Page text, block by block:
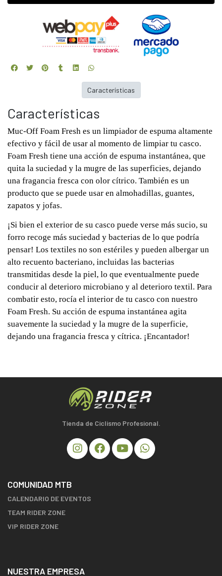
Características
Muc-Off Foam Fresh es un limpiador de espuma altamente
efectivo y fácil de usar al momento de limpiar tu casco.
Foam Fresh tiene una acción de espuma instantánea, que
quita la suciedad y la mugre de las superficies, dejando
una fragancia fresca con olor cítrico. También es un
producto que se puede usar en almohadillas, guantes,
zapatos y jofas.
¡Si bien el exterior de su casco puede verse más sucio, su
forro recoge más suciedad y bacterias de lo que podría
pensar! Los textiles no son estériles y pueden albergar un
alto recuento bacteriano, incluidas las bacterias
transmitidas desde la piel, lo que eventualmente puede
conducir al deterioro microbiano y al deterioro textil. Para
combatir esto, rocía el interior de tu casco con nuestro
Foam Fresh. Su acción de espuma instantánea agita
suavemente la suciedad y la mugre de la superficie,
dejando una fragancia fresca y cítrica. ¡Encantador!
Características
Tienda de Ciclismo Profesional.
COMUNIDAD MTB
CALENDARIO DE EVENTOS
TEAM RIDER ZONE
VIP RIDER ZONE
NUESTRA EMPRESA